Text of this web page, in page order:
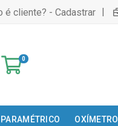
é cliente? - Cadastrar |
0
OXÍMETRO